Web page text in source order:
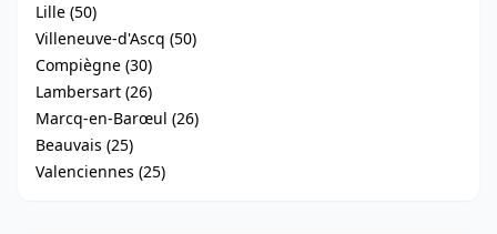
Lille (50)
Villeneuve-d'Ascq (50)
Compiègne (30)
Lambersart (26)
Marcq-en-Barœul (26)
Beauvais (25)
Valenciennes (25)